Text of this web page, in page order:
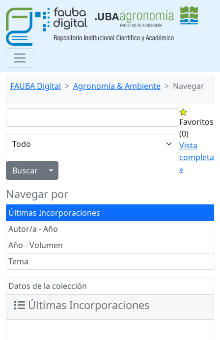
FAUBA Digital Agronomía & Ambiente Navegar
Alternar menú desplegable
Favoritos
(0)
Vista
completa
»
Navegar por
Últimas Incorporaciones
Autor/a - Año
Año - Volumen
Tema
Datos de la colección
Últimas Incorporaciones